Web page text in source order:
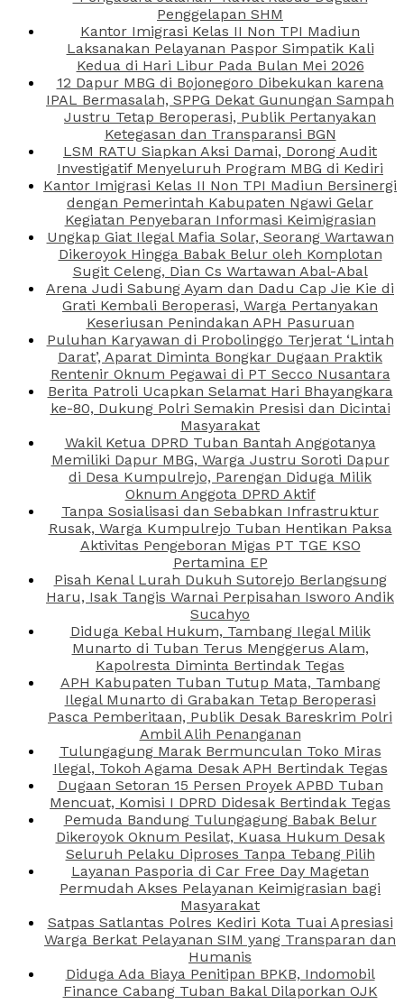
Penggelapan SHM
Kantor Imigrasi Kelas II Non TPI Madiun
Laksanakan Pelayanan Paspor Simpatik Kali
Kedua di Hari Libur Pada Bulan Mei 2026
12 Dapur MBG di Bojonegoro Dibekukan karena
IPAL Bermasalah, SPPG Dekat Gunungan Sampah
Justru Tetap Beroperasi, Publik Pertanyakan
Ketegasan dan Transparansi BGN
LSM RATU Siapkan Aksi Damai, Dorong Audit
Investigatif Menyeluruh Program MBG di Kediri
Kantor Imigrasi Kelas II Non TPI Madiun Bersinergi
dengan Pemerintah Kabupaten Ngawi Gelar
Kegiatan Penyebaran Informasi Keimigrasian
Ungkap Giat Ilegal Mafia Solar, Seorang Wartawan
Dikeroyok Hingga Babak Belur oleh Komplotan
Sugit Celeng, Dian Cs Wartawan Abal-Abal
Arena Judi Sabung Ayam dan Dadu Cap Jie Kie di
Grati Kembali Beroperasi, Warga Pertanyakan
Keseriusan Penindakan APH Pasuruan
Puluhan Karyawan di Probolinggo Terjerat ‘Lintah
Darat’, Aparat Diminta Bongkar Dugaan Praktik
Rentenir Oknum Pegawai di PT Secco Nusantara
Berita Patroli Ucapkan Selamat Hari Bhayangkara
ke-80, Dukung Polri Semakin Presisi dan Dicintai
Masyarakat
Wakil Ketua DPRD Tuban Bantah Anggotanya
Memiliki Dapur MBG, Warga Justru Soroti Dapur
di Desa Kumpulrejo, Parengan Diduga Milik
Oknum Anggota DPRD Aktif
Tanpa Sosialisasi dan Sebabkan Infrastruktur
Rusak, Warga Kumpulrejo Tuban Hentikan Paksa
Aktivitas Pengeboran Migas PT TGE KSO
Pertamina EP
Pisah Kenal Lurah Dukuh Sutorejo Berlangsung
Haru, Isak Tangis Warnai Perpisahan Isworo Andik
Sucahyo
Diduga Kebal Hukum, Tambang Ilegal Milik
Munarto di Tuban Terus Menggerus Alam,
Kapolresta Diminta Bertindak Tegas
APH Kabupaten Tuban Tutup Mata, Tambang
Ilegal Munarto di Grabakan Tetap Beroperasi
Pasca Pemberitaan, Publik Desak Bareskrim Polri
Ambil Alih Penanganan
Tulungagung Marak Bermunculan Toko Miras
Ilegal, Tokoh Agama Desak APH Bertindak Tegas
Dugaan Setoran 15 Persen Proyek APBD Tuban
Mencuat, Komisi I DPRD Didesak Bertindak Tegas
Pemuda Bandung Tulungagung Babak Belur
Dikeroyok Oknum Pesilat, Kuasa Hukum Desak
Seluruh Pelaku Diproses Tanpa Tebang Pilih
Layanan Pasporia di Car Free Day Magetan
Permudah Akses Pelayanan Keimigrasian bagi
Masyarakat
Satpas Satlantas Polres Kediri Kota Tuai Apresiasi
Warga Berkat Pelayanan SIM yang Transparan dan
Humanis
Diduga Ada Biaya Penitipan BPKB, Indomobil
Finance Cabang Tuban Bakal Dilaporkan OJK